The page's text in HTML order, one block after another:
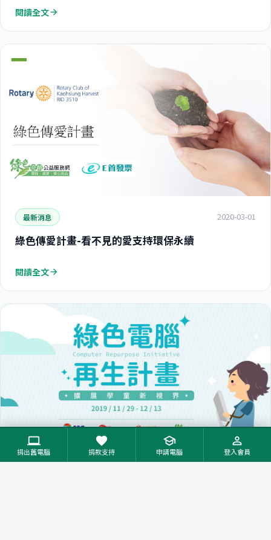
閱讀全文arrow_forward
最新消息 2020-03-01
綠色傳愛計畫-看不見的愛支持環保永續
閱讀全文arrow_forward
computer
捐出舊電腦
favorite
捐款支持
school
申請電腦
person_outline
登入會員